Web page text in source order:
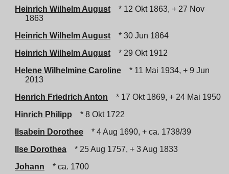
Heinrich Wilhelm August
* 12 Okt 1863, + 27 Nov
1863
Heinrich Wilhelm August
* 30 Jun 1864
Heinrich Wilhelm August
* 29 Okt 1912
Helene Wilhelmine Caroline
* 11 Mai 1934, + 9 Jun
2013
Henrich Friedrich Anton
* 17 Okt 1869, + 24 Mai 1950
Hinrich Philipp
* 8 Okt 1722
Ilsabein Dorothee
* 4 Aug 1690, + ca. 1738/39
Ilse Dorothea
* 25 Aug 1757, + 3 Aug 1833
Johann
* ca. 1700